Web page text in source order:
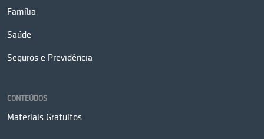
Família
Saúde
Seguros e Previdência
CONTEÚDOS
Materiais Gratuitos